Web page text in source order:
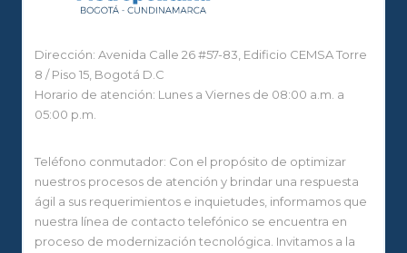
Dirección: Avenida Calle 26 #57-83, Edificio CEMSA Torre
8 / Piso 15, Bogotá D.C
Horario de atención: Lunes a Viernes de 08:00 a.m. a
05:00 p.m.
Teléfono conmutador: Con el propósito de optimizar
nuestros procesos de atención y brindar una respuesta
ágil a sus requerimientos e inquietudes, informamos que
nuestra línea de contacto telefónico se encuentra en
proceso de modernización tecnológica. Invitamos a la